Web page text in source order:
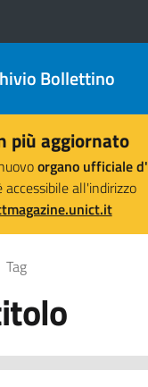
Bollettino
più aggiornato
organo ufficiale
all'indirizzo
Tag